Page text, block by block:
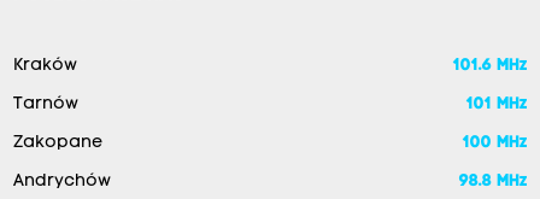
Kraków 101.6 MHz
Tarnów 101 MHz
Zakopane 100 MHz
Andrychów 98.8 MHz